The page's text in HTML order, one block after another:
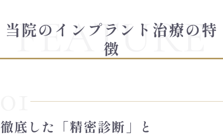
当院のインプラント治療の特
徴
徹底した「精密診断」と